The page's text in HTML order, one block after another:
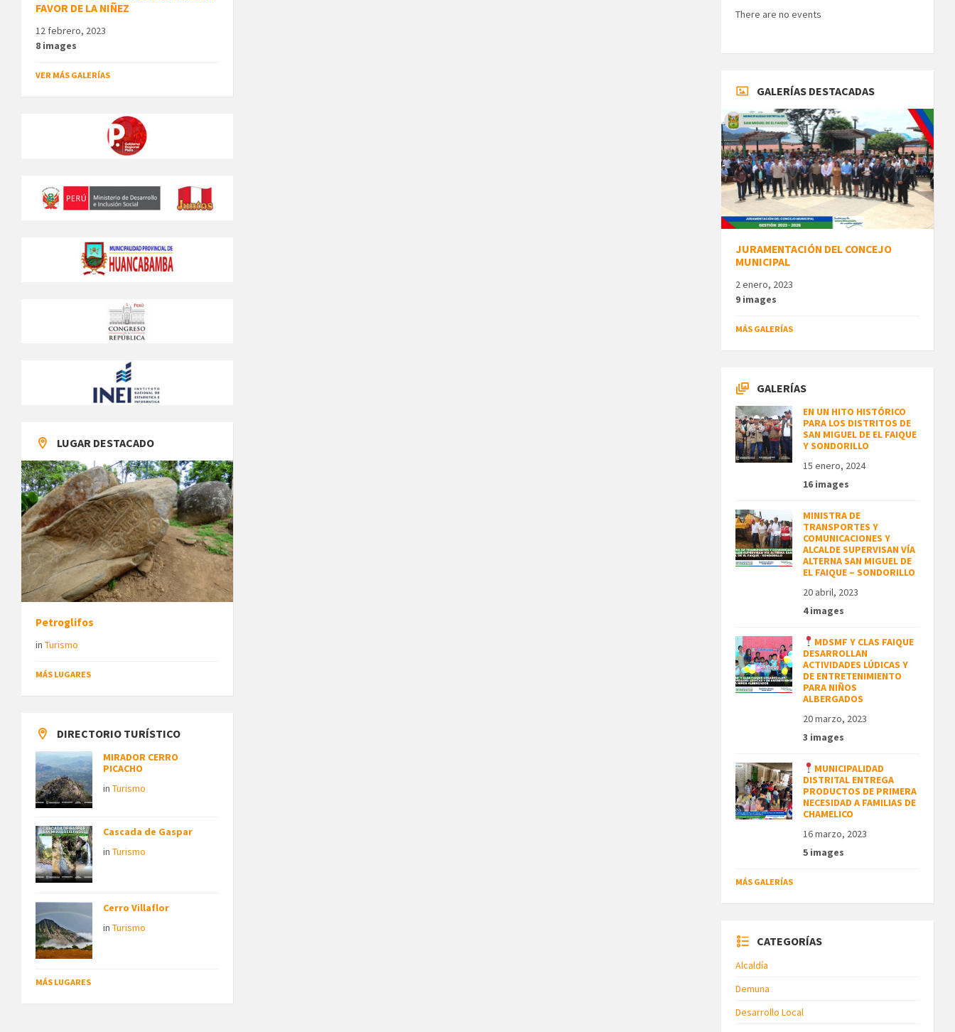
FAVOR DE LA NIÑEZ
12 febrero, 2023
8 images
VER MÁS GALERÍAS
LUGAR DESTACADO
Petroglifos
in Turismo
MÁS LUGARES
DIRECTORIO TURÍSTICO
MIRADOR CERRO
PICACHO
in Turismo
Cascada de Gaspar
in Turismo
Cerro Villaflor
in Turismo
MÁS LUGARES
There are no events
GALERÍAS DESTACADAS
JURAMENTACIÓN DEL CONCEJO
MUNICIPAL
2 enero, 2023
9 images
MÁS GALERÍAS
GALERÍAS
EN UN HITO HISTÓRICO
PARA LOS DISTRITOS DE
SAN MIGUEL DE EL FAIQUE
Y SONDORILLO
15 enero, 2024
16 images
MINISTRA DE
TRANSPORTES Y
COMUNICACIONES Y
ALCALDE SUPERVISAN VÍA
ALTERNA SAN MIGUEL DE
EL FAIQUE – SONDORILLO
20 abril, 2023
4 images
MDSMF Y CLAS FAIQUE
DESARROLLAN
ACTIVIDADES LÚDICAS Y
DE ENTRETENIMIENTO
PARA NIÑOS
ALBERGADOS
20 marzo, 2023
3 images
MUNICIPALIDAD
DISTRITAL ENTREGA
PRODUCTOS DE PRIMERA
NECESIDAD A FAMILIAS DE
CHAMELICO
16 marzo, 2023
5 images
MÁS GALERÍAS
CATEGORÍAS
Alcaldía
Demuna
Desarrollo Local